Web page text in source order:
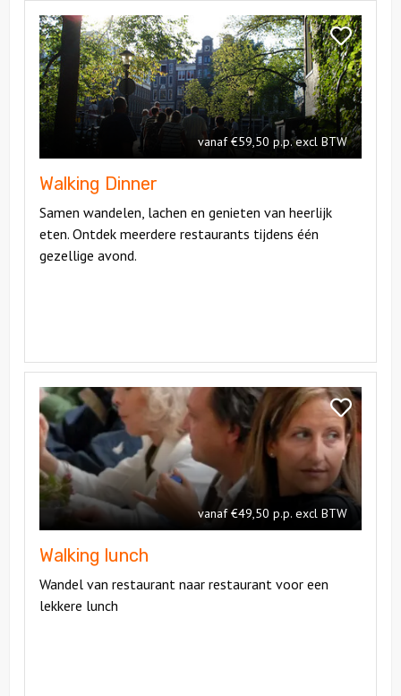
Bekijk
Walking
Dinner
vanaf €59,50 p.p. excl BTW
Walking Dinner
Samen wandelen, lachen en genieten van heerlijk
eten. Ontdek meerdere restaurants tijdens één
gezellige avond.
Walking
Dinner
Bekijk
Walking
lunch
vanaf €49,50 p.p. excl BTW
Walking lunch
Wandel van restaurant naar restaurant voor een
lekkere lunch
Walking
lunch